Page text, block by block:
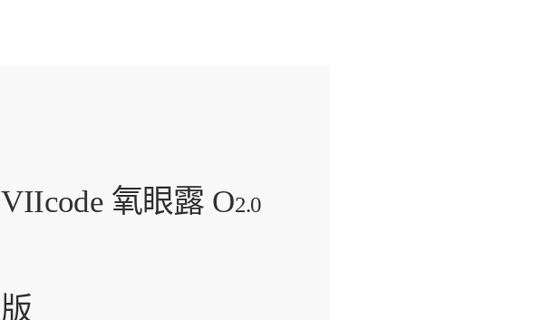
VIIcode 氧眼露 O2.0
版